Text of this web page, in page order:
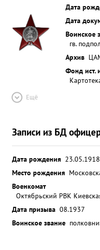
Дата
Дата
Воинское
гв.
Архив
Фонд ист.
Ещё
Записи из БД
Дата рождения 23.05.1918
Место рождения
Военкомат
Октябрьский РВК
Дата призыва 08.1937
Воинское звание